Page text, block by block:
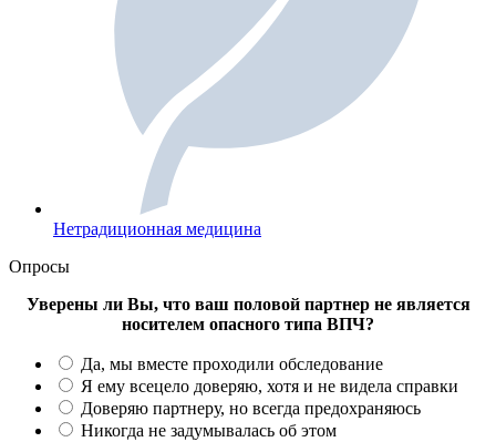
Нетрадиционная медицина
Опросы
Уверены ли Вы, что ваш половой партнер не является
носителем опасного типа ВПЧ?
Да, мы вместе проходили обследование
Я ему всецело доверяю, хотя и не видела справки
Доверяю партнеру, но всегда предохраняюсь
Никогда не задумывалась об этом